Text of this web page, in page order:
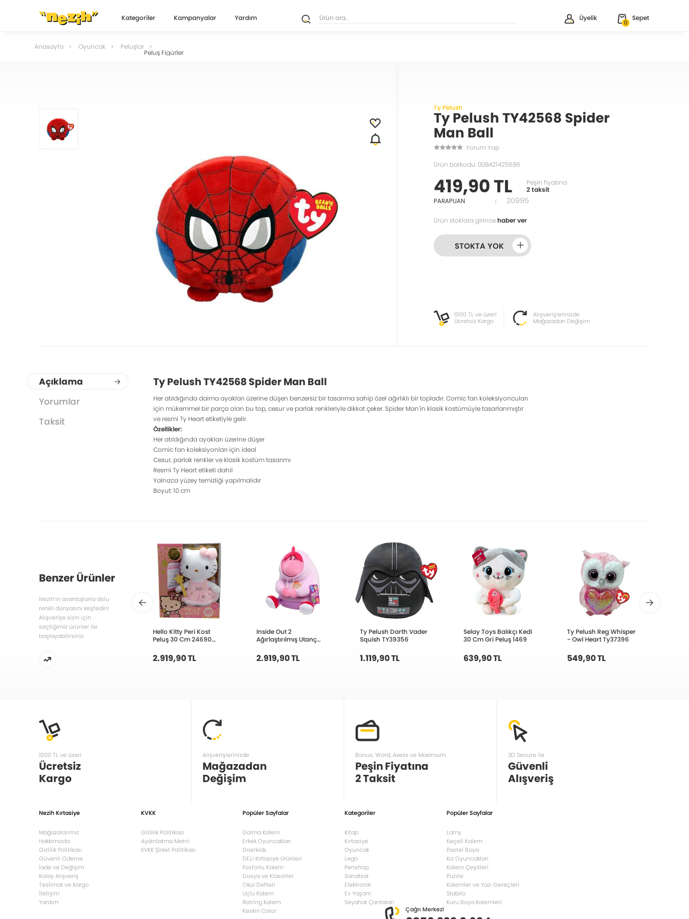
Kategoriler Kampanyalar Yardım Üyelik
0
Sepet
Anasayfa Oyuncak Peluşlar
Peluş Figürler
Ty Pelush
Ty Pelush TY42568 Spider
Man Ball
Yorum Yap
Ürün barkodu: 008421425686
419,90 TL
Peşin fiyatına
2 taksit
PARAPUAN
: 20995
Ürün stoklara girincehaber ver
STOKTA YOK
1000 TL ve üzeri
Ücretsiz Kargo
Alışverişlerinizde
Mağazadan Değişim
Açıklama
Yorumlar
Taksit
Ty Pelush TY42568 Spider Man Ball
Her atıldığında daima ayakları üzerine düşen benzersiz bir tasarıma sahip özel ağırlıklı bir topladır. Comic fan koleksiyoncuları
için mükemmel bir parça olan bu top, cesur ve parlak renkleriyle dikkat çeker. Spider Man'in klasik kostümüyle tasarlanmıştır
ve resmi Ty Heart etiketiyle gelir.
Özellikler:
Her atıldığında ayakları üzerine düşer
Comic fan koleksiyonları için ideal
Cesur, parlak renkler ve klasik kostüm tasarımı
Resmi Ty Heart etiketi dahil
Yalnızca yüzey temizliği yapılmalıdır
Boyut: 10 cm
Benzer Ürünler
Nezih’in avantajlarla dolu
renkli dünyasını keşfedin!
Alışverişe sizin için
seçtiğimiz ürünler ile
başlayabilirsiniz.
Hello Kitty Peri Kost
Peluş 30 Cm 24690
2.919,90 TL
Inside Out 2
Ağırlaştırılmış Utanç
2.919,90 TL
Ty Pelush Darth Vader
Squish TY39356
1.119,90 TL
Selay Toys Balıkçı Kedi
30 Cm Gri Peluş 1469
639,90 TL
Ty Pelush Reg Whisper
- Owl Heart Ty37396
549,90 TL
1000 TL ve üzeri
Ücretsiz
Kargo
Alışverişlerinizde
Mağazadan
Değişim
Bonus, Word, Axess ve Maximum
Peşin Fiyatına
2 Taksit
3D Secure ile
Güvenli
Alışveriş
Nezih Kırtasiye
Mağazalarımız
Hakkımızda
Gizlilik Politikası
Güvenli Ödeme
İade ve Değişim
Kolay Alışveriş
Teslimat ve Kargo
İletişim
Yardım
KVKK
Gizlilik Politikasi
Aydınlatma Metni
KVKK Şirket Politikası
Popüler Sayfalar
Dolma Kalem
Erkek Oyuncakları
Doerkids
DELI Kırtasiye Ürünleri
Fosforlu Kalem
Dosya ve Klasörler
Okul Defteri
Uçlu Kalem
Rotring Kalem
Keskin Color
Kategoriler
Kitap
Kırtasiye
Oyuncak
Lego
Penshop
Sanatsal
Elektronik
Ev Yaşam
Seyahat Çantaları
Popüler Sayfalar
Lamy
Keçeli Kalem
Pastel Boya
Kız Oyuncakları
Kalem Çeşitleri
Puzzle
Kalemler ve Yazı Gereçleri
Stabilo
Kuru Boya Kalemleri
Çağrı Merkezi